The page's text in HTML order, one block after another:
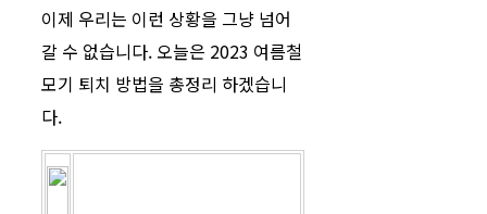
이제 우리는 이런 상황을 그냥 넘어
갈 수 없습니다. 오늘은 2023 여름철
모기 퇴치 방법을 총정리 하겠습니
다.